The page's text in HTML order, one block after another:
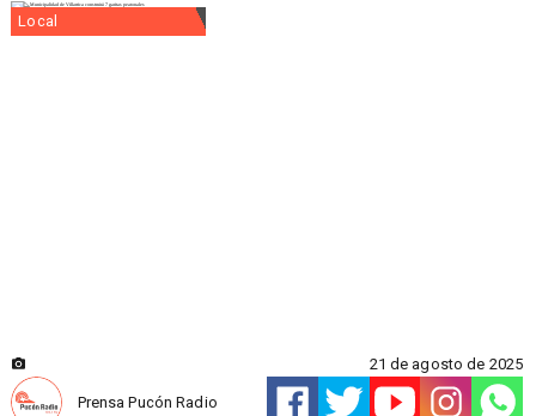
Local
Prensa Pucón Radio
21 de agosto de 2025